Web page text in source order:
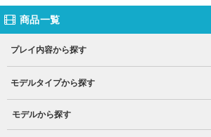
商品一覧
プレイ内容から探す
モデルタイプから探す
モデルから探す